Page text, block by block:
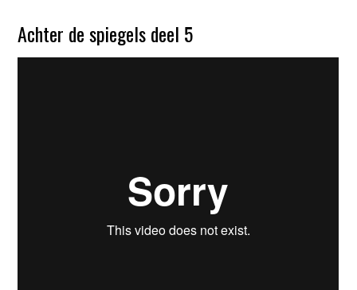
Achter de spiegels deel 5